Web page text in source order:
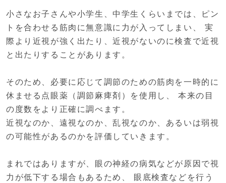
小さなお子さんや小学生、中学生くらいまでは、ピン
トを合わせる筋肉に無意識に力が入ってしまい、 実
際より近視が強く出たり、近視がないのに検査で近視
と出たりすることがあります。
そのため、必要に応じて調節のための筋肉を一時的に
休ませる点眼薬（調節麻痺剤）を使用し、 本来の目
の度数をより正確に調べます。
近視なのか、遠視なのか、乱視なのか、あるいは弱視
の可能性があるのかを評価していきます。
まれではありますが、眼の神経の病気などが原因で視
力が低下する場合もあるため、 眼底検査などを行う